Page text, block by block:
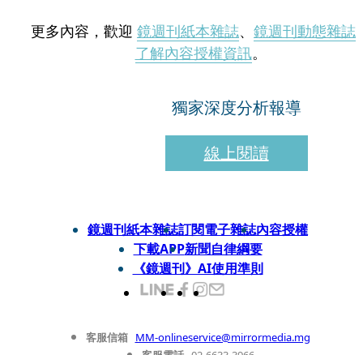
更多內容，歡迎 鏡週刊紙本雜誌、 鏡週刊動態雜誌
了解內容授權資訊。
獨家深度分析報導
線上閱讀
鏡週刊紙本雜誌訂閱電子雜誌內容授權
下載APP新聞自律綱要
《鏡週刊》AI使用準則
客服信箱 MM-onlineservice@mirrormedia.mg